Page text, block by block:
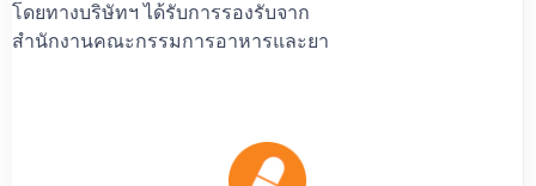
โดยทางบริษัทฯ ได้รับการรองรับจาก
สำนักงานคณะกรรมการอาหารและยา